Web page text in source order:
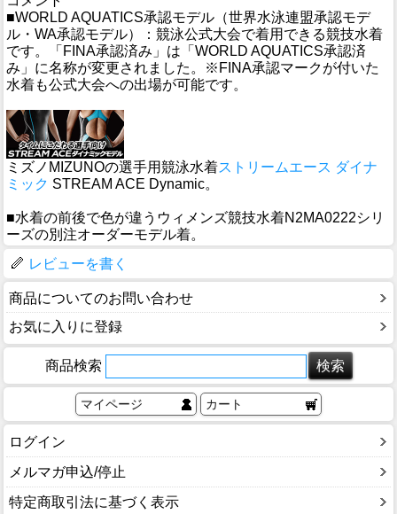
■WORLD AQUATICS承認モデル（世界水泳連盟承認モデ
ル・WA承認モデル）：競泳公式大会で着用できる競技水着
です。「FINA承認済み」は「WORLD AQUATICS承認済
み」に名称が変更されました。※FINA承認マークが付いた
水着も公式大会への出場が可能です。
ミズノMIZUNOの選手用競泳水着ストリームエース ダイナ
ミック STREAM ACE Dynamic。
■水着の前後で色が違うウィメンズ競技水着N2MA0222シリ
ーズの別注オーダーモデル着。
レビューを書く
商品についてのお問い合わせ
お気に入りに登録
商品検索
マイページ カート
ログイン
メルマガ申込/停止
特定商取引法に基づく表示